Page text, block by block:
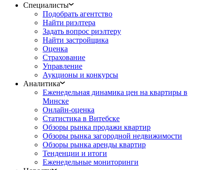
Специалисты
Подобрать агентство
Найти риэлтера
Задать вопрос риэлтеру
Найти застройщика
Оценка
Страхование
Управление
Аукционы и конкурсы
Аналитика
Еженедельная динамика цен на квартиры в
Минске
Онлайн-оценка
Статистика в Витебске
Обзоры рынка продажи квартир
Обзоры рынка загородной недвижимости
Обзоры рынка аренды квартир
Тенденции и итоги
Еженедельные мониторинги